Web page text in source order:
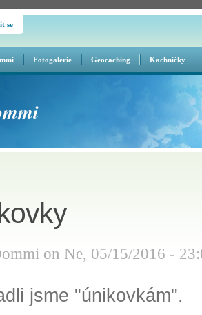
se
Fotogalerie Geocaching Kachničky
on Ne, 05/15/2016 -
jsme "únikovkám".